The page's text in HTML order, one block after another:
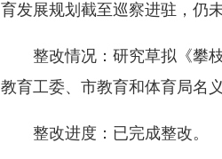
育发展规划截至巡察进驻，仍
整改情况：研究草拟《攀枝
教育工委、市教育和体育局名
整改进度：已完成整改。